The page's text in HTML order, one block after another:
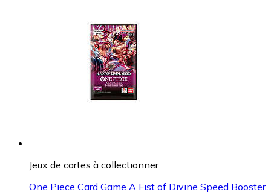
Jeux de cartes à collectionner
One Piece Card Game A Fist of Divine Speed Booster